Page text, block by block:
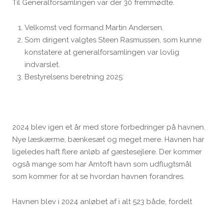
Til Generalforsamlingen var der 30 fremmødte.
Velkomst ved formand Martin Andersen.
Som dirigent valgtes Steen Rasmussen, som kunne
konstatere at generalforsamlingen var lovlig
indvarslet.
Bestyrelsens beretning 2025:
2024 blev igen et år med store forbedringer på havnen.
Nye læskærme, bænkesæt og meget mere. Havnen har
ligeledes haft flere anløb af gæstesejlere. Der kommer
også mange som har Amtoft havn som udflugtsmål
som kommer for at se hvordan havnen forandres.
Havnen blev i 2024 anløbet af i alt 523 både, fordelt